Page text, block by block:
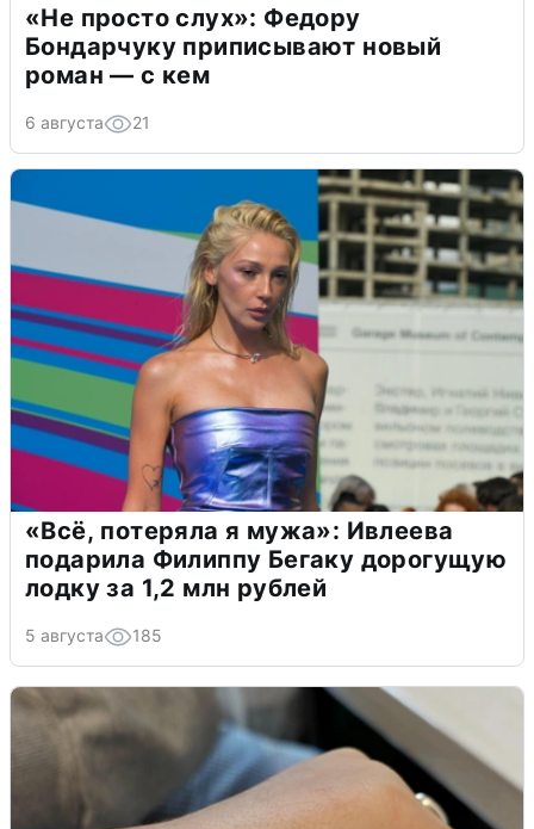
«Не просто слух»: Федору
Бондарчуку приписывают новый
роман — с кем
6 августа 21
«Всё, потеряла я мужа»: Ивлеева
подарила Филиппу Бегаку дорогущую
лодку за 1,2 млн рублей
5 августа 185